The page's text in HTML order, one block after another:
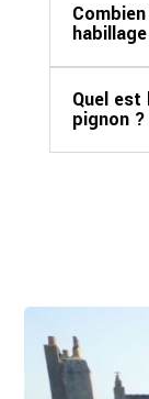
Quel est
pignon ?